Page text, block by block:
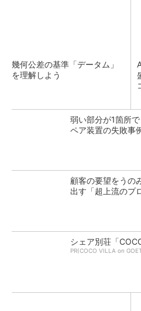
幾何公差の基準「データム」
を理解しよう
弱い部分が1箇所
ペア装置の失敗事
顧客の要望をう
出す「超上流のプ
シェア別荘「
PR(COCO VILLA on